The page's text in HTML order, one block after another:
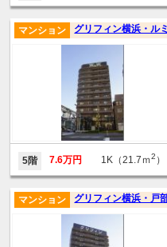
グリフィン横浜・ル
マンション
5階 7.6万円 1K（21.7ｍ2 ）
グリフィン横浜・戸
マンション